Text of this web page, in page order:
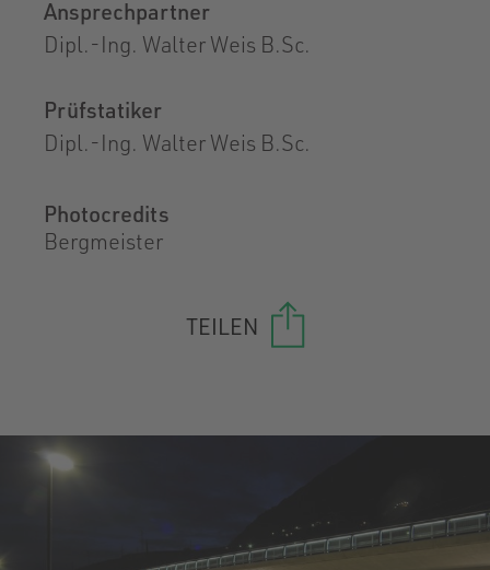
Ansprechpartner
Dipl.-Ing. Walter Weis B.Sc.
Prüfstatiker
Dipl.-Ing. Walter Weis B.Sc.
Photocredits
Bergmeister
TEILEN